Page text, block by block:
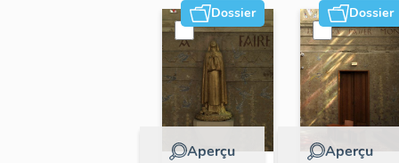
Dossier
Aperçu
Dossier
Aperçu